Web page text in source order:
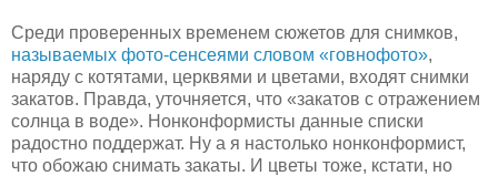
Среди проверенных временем сюжетов для снимков,
называемых фото-сенсеями словом «говнофото»,
наряду с котятами, церквями и цветами, входят снимки
закатов. Правда, уточняется, что «закатов с отражением
солнца в воде». Нонконформисты данные списки
радостно поддержат. Ну а я настолько нонконформист,
что обожаю снимать закаты. И цветы тоже, кстати, но